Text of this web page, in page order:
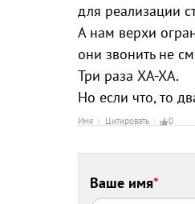
для реализации
А нам верхи
они звонить не
Три раза ХА-ХА.
Но если что, то
Имя Цитировать 0
Ваше имя*